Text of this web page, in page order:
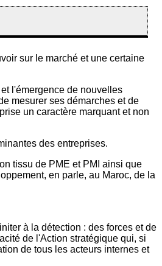
sur le marché et une certaine
l'émergence de nouvelles
mesurer ses démarches et de
un caractère marquant et non
des entreprises.
tissu de PME et PMI ainsi que
en parle, au Maroc, de la
à la détection : des forces et de
de l'Action stratégique qui, si
de tous les acteurs internes et